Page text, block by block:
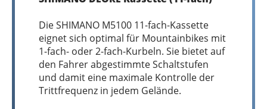
Die SHIMANO M5100 11-fach-Kassette
eignet sich optimal für Mountainbikes mit
1-fach- oder 2-fach-Kurbeln. Sie bietet auf
den Fahrer abgestimmte Schaltstufen
und damit eine maximale Kontrolle der
Trittfrequenz in jedem Gelände.